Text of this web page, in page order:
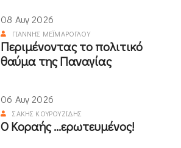
08 Αυγ 2026
ΓΙΆΝΝΗΣ ΜΕΪΜΆΡΟΓΛΟΥ
Περιμένοντας το πολιτικό
θαύμα της Παναγίας
06 Αυγ 2026
ΣΆΚΗΣ ΚΟΥΡΟΥΖΊΔΗΣ
Ο Κοραής ...ερωτευμένος!